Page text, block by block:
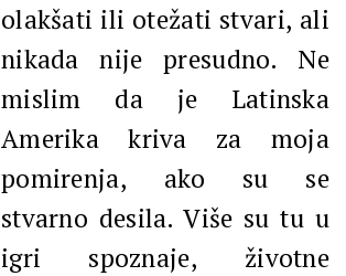
olakšati ili otežati stvari, ali
nikada nije presudno. Ne
mislim da je Latinska
Amerika kriva za moja
pomirenja, ako su se
stvarno desila. Više su tu u
igri spoznaje, životne